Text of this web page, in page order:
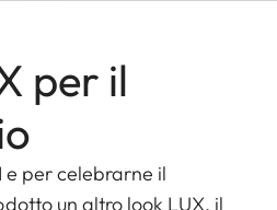
per il
e per celebrarne il
un altro look LUX, il